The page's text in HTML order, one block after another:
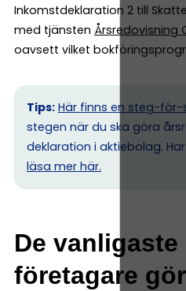
Inkomstdeklaration 2 till
med tjänsten Årsredovisning
oavsett vilket
Tips: Här finns en steg-
stegen när du ska göra
deklaration i aktiebolag.
läsa mer här.
De
företagare